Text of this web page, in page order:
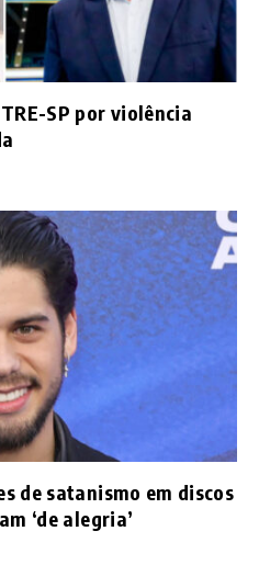
SP por violência
de satanismo em discos
‘de alegria’